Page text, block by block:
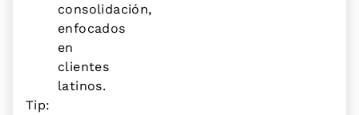
consolidación,
enfocados
en
clientes
latinos.
Tip: